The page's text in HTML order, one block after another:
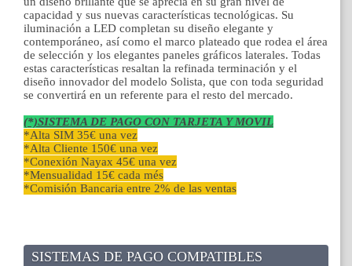
capacidad y sus nuevas características tecnológicas. Su
iluminación a LED completan su diseño elegante y
contemporáneo, así como el marco plateado que rodea el área
de selección y los elegantes paneles gráficos laterales. Todas
estas características resaltan la refinada terminación y el
diseño innovador del modelo Solista, que con toda seguridad
se convertirá en un referente para el resto del mercado.
(*)SISTEMA DE PAGO CON TARJETA Y MOVIL
*Alta SIM 35€ una vez
*Alta Cliente 150€ una vez
*Conexión Nayax 45€ una vez
*Mensualidad 15€ cada més
*Comisión Bancaria entre 2% de las ventas
SISTEMAS DE PAGO COMPATIBLES